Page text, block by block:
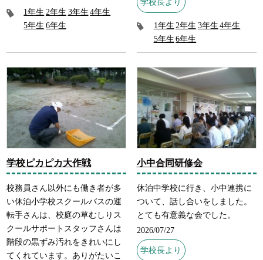
1年生 2年生 3年生 4年生
5年生 6年生
学校長より
1年生 2年生 3年生 4年生
5年生 6年生
学校ピカピカ大作戦
校務員さん以外にも働き者が多
い休泊小学校スクールバスの運
転手さんは、校庭の草むしりス
クールサポートスタッフさんは
階段の黒ずみ汚れをきれいにし
てくれています。ありがたいこ
小中合同研修会
休泊中学校に行き、小中連携に
ついて、話し合いをしました。
とても有意義な会でした。
2026/07/27
学校長より